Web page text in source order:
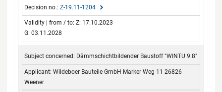
Z-19.11-1204
Z: 17.10.2023
G: 03.11.2028
Dämmschichtbildender Baustoff "WINTU 9.8"
Wildeboer Bauteile GmbH Marker Weg 11 26826
Weener